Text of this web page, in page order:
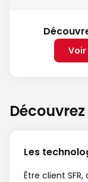
Voir
Les
Être client